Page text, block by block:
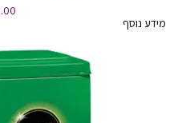
מידע נוסף